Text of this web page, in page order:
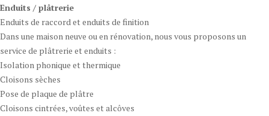
Enduits / plâtrerie
Enduits de raccord et enduits de finition
Dans une maison neuve ou en rénovation, nous vous proposons un
service de plâtrerie et enduits :
Isolation phonique et thermique
Cloisons sèches
Pose de plaque de plâtre
Cloisons cintrées, voûtes et alcôves